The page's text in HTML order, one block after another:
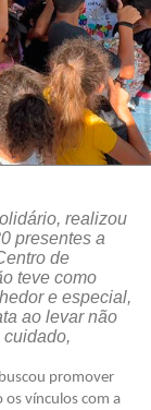
realizou
presentes a
de
teve como
e especial,
ao levar não
cuidado,
promover
vínculos com a